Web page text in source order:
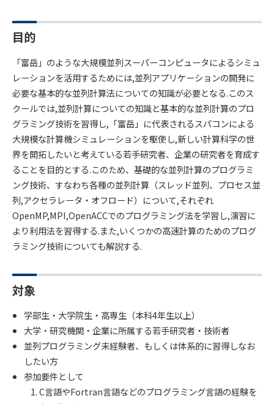
目的
「富岳」のような大規模並列スーパーコンピュータによるシミュ
レーションを活用するためには,並列アプリケーションの開発に
必要な基本的な並列計算法についての知識が必要となる.このス
クールでは,並列計算についての知識と基本的な並列計算のプロ
グラミング技術を習得し,「富岳」に代表されるスパコンによる
大規模な計算機シミュレーションを駆使し,新しい計算科学の世
界を開拓したいと考えている若手研究者、企業の研究者を育成す
ることを目的とする.このため、基礎的な並列計算のプログラミ
ング技術、すなわち各種の並列計算（スレッド並列、プロセス並
列,アクセラレータ・オフロード）について,それぞれ
OpenMP,MPI,OpenACCでのプログラミング法を学習し,演習に
より利用法を習得する.また,いくつかの高速計算のためのプログ
ラミング技術についても解説する.
対象
学部生・大学院生・高専生（本科4年生以上）
大学・研究機関・企業に所属する若手研究者・技術者
並列プログラミング未経験者、もしくは体系的に習得しなお
したい方
参加要件として
C言語やFortran言語などのプログラミング言語の経験を